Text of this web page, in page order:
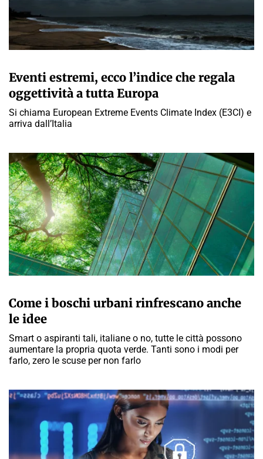
Eventi estremi, ecco l’indice che regala
oggettività a tutta Europa
Si chiama European Extreme Events Climate Index (E3CI) e
arriva dall’Italia
Come i boschi urbani rinfrescano anche
le idee
Smart o aspiranti tali, italiane o no, tutte le città possono
aumentare la propria quota verde. Tanti sono i modi per
farlo, zero le scuse per non farlo